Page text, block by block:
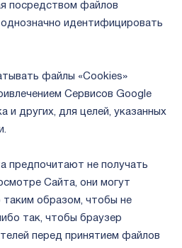
посредством файлов
однозначно идентифицировать
файлы «Cookies»
Сервисов Google
и других, для целей, указанных
предпочитают не получать
Сайта, они могут
таким образом, чтобы не
так, чтобы браузер
перед принятием файлов